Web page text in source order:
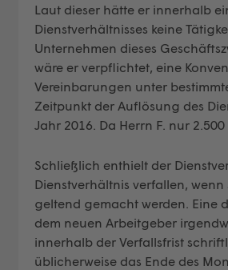
Laut dieser hätte er innerhalb
Dienstverhältnisses keine
Unternehmen dieses
wäre er verpflichtet, eine
Vereinbarungen unter
Zeitpunkt der Auflösung des
Jahr 2016. Da Herrn F. nur
Schließlich enthielt der
Dienstverhältnis verfallen,
geltend gemacht werden. Eine
dem neuen Arbeitgeber
innerhalb der Verfallsfrist
üblicherweise das Ende des